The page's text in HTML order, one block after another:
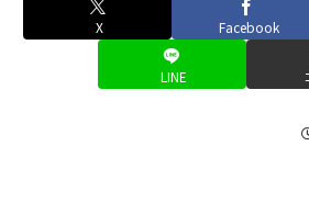
X Facebook
LINE